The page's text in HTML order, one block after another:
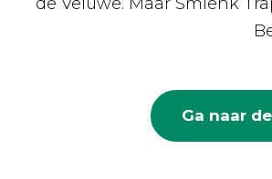
Ga naar